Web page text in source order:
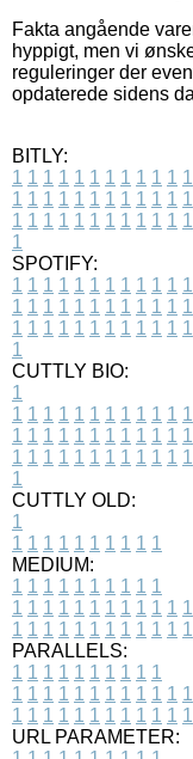
Fakta angående
hyppigt, men vi
reguleringer der
opdaterede sidens
BITLY:
1 1 1 1 1 1 1 1 1 1 1 1
1 1 1 1 1 1 1 1 1 1 1 1
1 1 1 1 1 1 1 1 1 1 1 1
1
SPOTIFY:
1 1 1 1 1 1 1 1 1 1 1 1
1 1 1 1 1 1 1 1 1 1 1 1
1 1 1 1 1 1 1 1 1 1 1 1
1
CUTTLY BIO:
1
1 1 1 1 1 1 1 1 1 1 1 1
1 1 1 1 1 1 1 1 1 1 1 1
1 1 1 1 1 1 1 1 1 1 1 1
1
CUTTLY OLD:
1
1 1 1 1 1 1 1 1 1 1
MEDIUM:
1 1 1 1 1 1 1 1 1 1
1 1 1 1 1 1 1 1 1 1 1 1
1 1 1 1 1 1 1 1 1 1 1 1
PARALLELS:
1 1 1 1 1 1 1 1 1 1
1 1 1 1 1 1 1 1 1 1 1 1
1 1 1 1 1 1 1 1 1 1 1 1
URL PARAMETER: